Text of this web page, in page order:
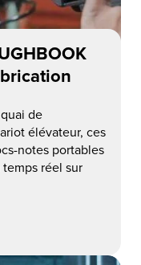
de
élévateur, ces
notes portables
réel sur
TOUGHBOOK